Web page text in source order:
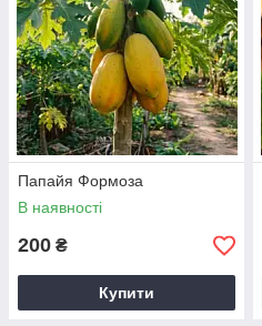
Папайя Формоза
В наявності
200 ₴
Купити